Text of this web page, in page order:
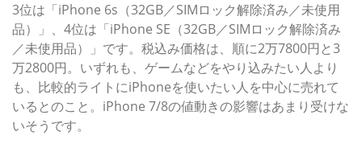
3位は「iPhone 6s（32GB／SIMロック解除済み／未使用
品）」、4位は「iPhone SE（32GB／SIMロック解除済み
／未使用品）」です。税込み価格は、順に2万7800円と3
万2800円。いずれも、ゲームなどをやり込みたい人より
も、比較的ライトにiPhoneを使いたい人を中心に売れて
いるとのこと。iPhone 7/8の値動きの影響はあまり受けな
いそうです。